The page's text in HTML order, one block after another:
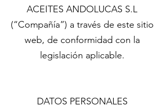
ACEITES ANDOLUCAS S.L
(“Compañía”) a través de este sitio
web, de conformidad con la
legislación aplicable.
DATOS PERSONALES